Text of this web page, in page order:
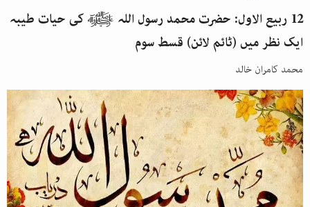
12 ربیع الاول: حضرت محمد رسول اللہ ﷺ کی حیات طیبہ
ایک نظر میں (ٹائم لائن) قسط سوم
محمد کامران خالد